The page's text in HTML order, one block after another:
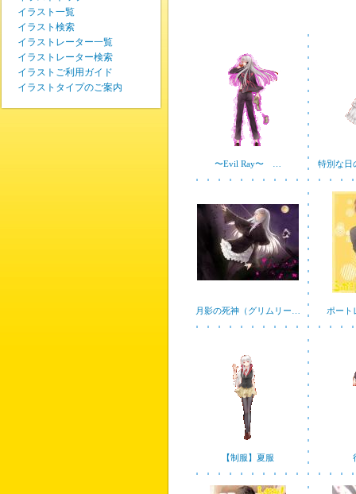
〜Evil Ray〜 … 特別な
月影の死神（グリムリー… ポート
【制服】夏服
イラスト一覧
イラスト検索
イラストレーター一覧
イラストレーター検索
イラストご利用ガイド
イラストタイプのご案内